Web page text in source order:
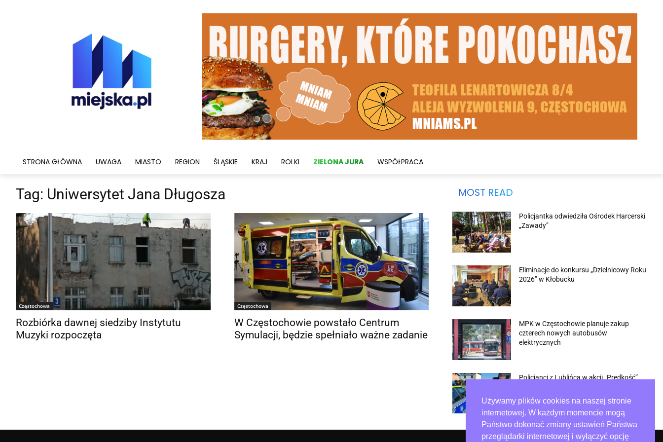
Używamy plików cookies na naszej stronie
internetowej. W każdym momencie mogą
Państwo dokonać zmiany ustawień Państwa
przeglądarki internetowej i wyłączyć opcję
STRONA GŁÓWNA UWAGA MIASTO REGION ŚLĄSKIE KRAJ ROLKI ZIELONA JURA WSPÓŁPRACA
Tag: Uniwersytet Jana Długosza
Częstochowa
Rozbiórka dawnej siedziby Instytutu
Muzyki rozpoczęta
Częstochowa
W Częstochowie powstało Centrum
Symulacji, będzie spełniało ważne zadanie
MOST READ
Policjantka odwiedziła Ośrodek Harcerski
„Zawady”
Eliminacje do konkursu „Dzielnicowy Roku
2026” w Kłobucku
MPK w Częstochowie planuje zakup
czterech nowych autobusów
elektrycznych
Policjanci z Lublińca w akcji „Prędkość”